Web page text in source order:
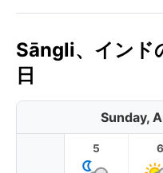
Sāngli、インド
日
Sunday,
5 6